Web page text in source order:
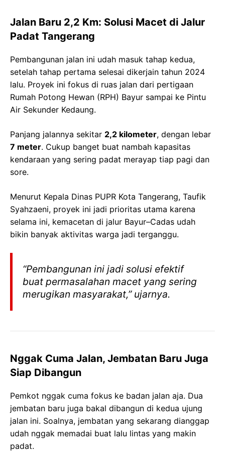
Jalan Baru 2,2 Km: Solusi Macet di Jalur
Padat Tangerang
Pembangunan jalan ini udah masuk tahap kedua,
setelah tahap pertama selesai dikerjain tahun 2024
lalu. Proyek ini fokus di ruas jalan dari pertigaan
Rumah Potong Hewan (RPH) Bayur sampai ke Pintu
Air Sekunder Kedaung.
Panjang jalannya sekitar 2,2 kilometer, dengan lebar
7 meter. Cukup banget buat nambah kapasitas
kendaraan yang sering padat merayap tiap pagi dan
sore.
Menurut Kepala Dinas PUPR Kota Tangerang, Taufik
Syahzaeni, proyek ini jadi prioritas utama karena
selama ini, kemacetan di jalur Bayur–Cadas udah
bikin banyak aktivitas warga jadi terganggu.
“Pembangunan ini jadi solusi efektif
buat permasalahan macet yang sering
merugikan masyarakat,” ujarnya.
Nggak Cuma Jalan, Jembatan Baru Juga
Siap Dibangun
Pemkot nggak cuma fokus ke badan jalan aja. Dua
jembatan baru juga bakal dibangun di kedua ujung
jalan ini. Soalnya, jembatan yang sekarang dianggap
udah nggak memadai buat lalu lintas yang makin
padat.